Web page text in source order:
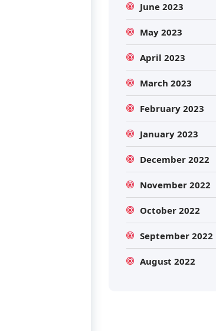
June 2023
May 2023
April 2023
March 2023
February 2023
January 2023
December 2022
November 2022
October 2022
September 2022
August 2022
Search